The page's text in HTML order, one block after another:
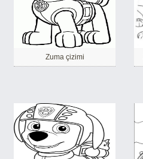
Zuma çizimi